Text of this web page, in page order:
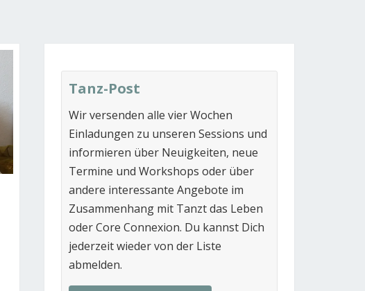
Tanz-Post
Wir versenden alle vier Wochen
Einladungen zu unseren Sessions und
informieren über Neuigkeiten, neue
Termine und Workshops oder über
andere interessante Angebote im
Zusammenhang mit Tanzt das Leben
oder Core Connexion. Du kannst Dich
jederzeit wieder von der Liste
abmelden.